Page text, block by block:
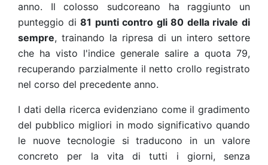
anno. Il colosso sudcoreano ha raggiunto un
punteggio di81 punti contro gli 80 della rivale di
sempre, trainando la ripresa di un intero settore
che ha visto l'indice generale salire a quota 79,
recuperando parzialmente il netto crollo registrato
nel corso del precedente anno.
I dati della ricerca evidenziano come il gradimento
del pubblico migliori in modo significativo quando
le nuove tecnologie si traducono in un valore
concreto per la vita di tutti i giorni, senza